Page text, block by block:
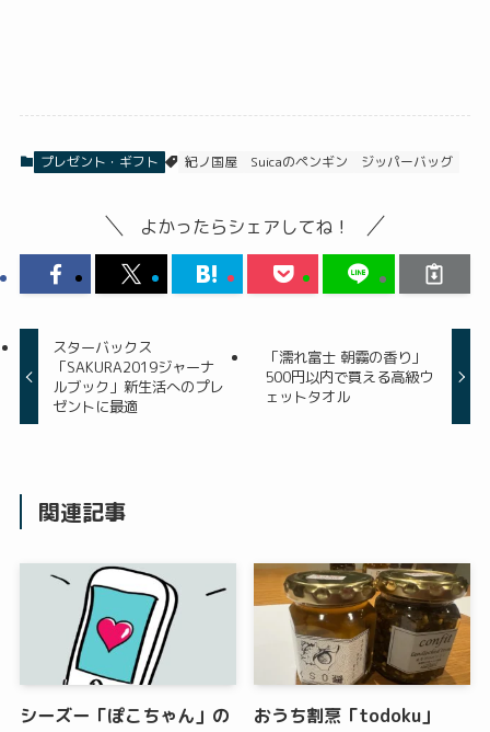
プレゼント・ギフト 紀ノ国屋 Suicaのペンギン ジッパーバッグ
よかったらシェアしてね！
スターバックス
「SAKURA2019ジャーナ
ルブック」新生活へのプレ
ゼントに最適
「濡れ富士 朝霧の香り」
500円以内で買える高級ウ
ェットタオル
関連記事
シーズー「ぽこちゃん」の
おうち割烹「todoku」